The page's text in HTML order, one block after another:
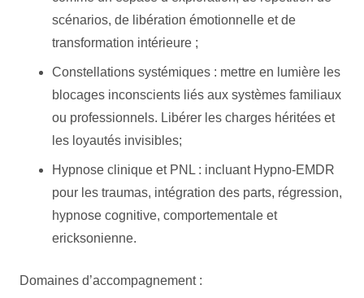
scénarios, de libération émotionnelle et de
transformation intérieure ;
Constellations systémiques : mettre en lumière les
blocages inconscients liés aux systèmes familiaux
ou professionnels. Libérer les charges héritées et
les loyautés invisibles;
Hypnose clinique et PNL : incluant Hypno-EMDR
pour les traumas, intégration des parts, régression,
hypnose cognitive, comportementale et
ericksonienne.
Domaines d’accompagnement :